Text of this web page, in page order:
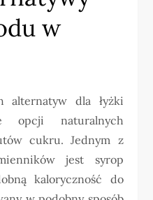
w
alternatyw dla łyżki
opcji naturalnych
cukru. Jednym z
jest syrop
kaloryczność do